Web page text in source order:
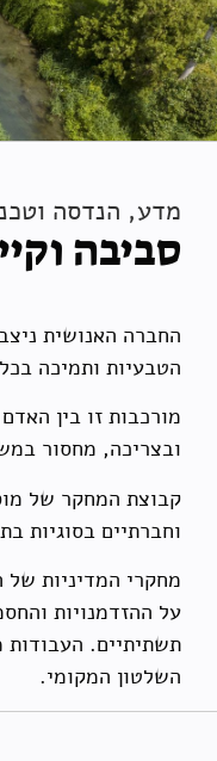
מדע, הנדסה
סביבה
החברה האנושית
הטבעיות ותמיכה
מורכבות זו בין
ובצריכה, מחסור
קבוצת המחקר של
וחברתיים בסוגיות
מחקרי המדיניות של
על ההזדמנויות
תשתיתיים. העבודות
השלטון המקומי.